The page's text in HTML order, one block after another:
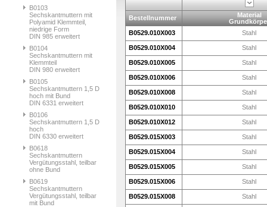
B0103
Sechskantmuttern mit
Polyamid Klemmteil,
niedrige Form
DIN 985 erweitert
B0104
Sechskantmuttern mit
Klemmteil
DIN 980 erweitert
B0105
Sechskantmuttern 1,5 D
hoch mit Bund
DIN 6331 erweitert
B0106
Sechskantmuttern 1,5 D
hoch
DIN 6330 erweitert
B0618
Sechskantmuttern
Vergütungsstahl, teilbar
ohne Bund
B0619
Sechskantmuttern
Vergütungsstahl, teilbar
mit Bund
Bestellnummer
Material
B0529.010X003
Stahl
B0529.010X004 Stahl
B0529.010X005 Stahl
B0529.010X006 Stahl
B0529.010X008 Stahl
B0529.010X010 Stahl
B0529.010X012 Stahl
B0529.015X003 Stahl
B0529.015X004 Stahl
B0529.015X005 Stahl
B0529.015X006 Stahl
B0529.015X008 Stahl